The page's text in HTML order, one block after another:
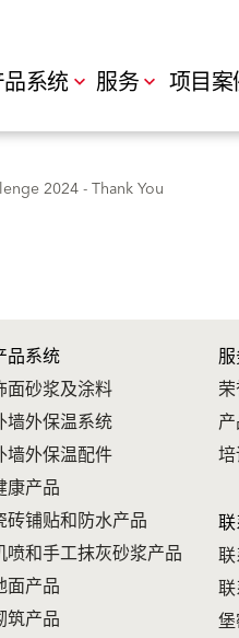
系统 服务 项目
2024 - Thank You
品系统
面砂浆及涂料
墙外保温系统
墙外保温配件
康产品
砖铺贴和防水产品
喷和手工抹灰砂浆产品
面产品
筑产品